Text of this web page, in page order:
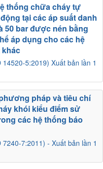
5:2019) Xuất bản lần 1
thống chữa cháy tự
tại các áp suất danh
50 bar được nén bằng
áp dụng cho các hệ
khác
7:2011) - Xuất bản lần 1
pháp và tiêu chí
khói kiểu điểm sử
các hệ thống báo